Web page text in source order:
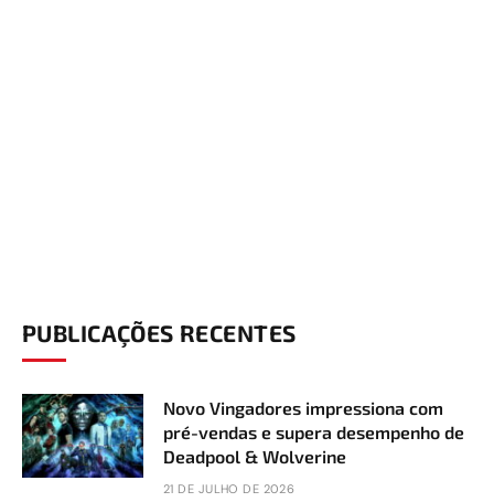
PUBLICAÇÕES RECENTES
Novo Vingadores impressiona com
pré-vendas e supera desempenho de
Deadpool & Wolverine
21 DE JULHO DE 2026